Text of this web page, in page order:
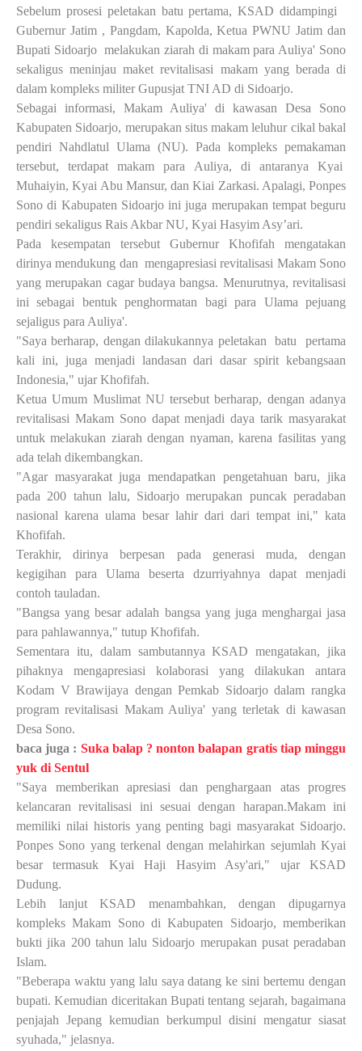
Sebelum prosesi peletakan batu pertama, KSAD didampingi
Gubernur Jatim , Pangdam, Kapolda, Ketua PWNU Jatim dan
Bupati Sidoarjo melakukan ziarah di makam para Auliya' Sono
sekaligus meninjau maket revitalisasi makam yang berada di
dalam kompleks militer Gupusjat TNI AD di Sidoarjo.
Sebagai informasi, Makam Auliya' di kawasan Desa Sono
Kabupaten Sidoarjo, merupakan situs makam leluhur cikal bakal
pendiri Nahdlatul Ulama (NU). Pada kompleks pemakaman
tersebut, terdapat makam para Auliya, di antaranya Kyai
Muhaiyin, Kyai Abu Mansur, dan Kiai Zarkasi. Apalagi, Ponpes
Sono di Kabupaten Sidoarjo ini juga merupakan tempat beguru
pendiri sekaligus Rais Akbar NU, Kyai Hasyim Asy’ari.
Pada kesempatan tersebut Gubernur Khofifah mengatakan
dirinya mendukung dan mengapresiasi revitalisasi Makam Sono
yang merupakan cagar budaya bangsa. Menurutnya, revitalisasi
ini sebagai bentuk penghormatan bagi para Ulama pejuang
sejaligus para Auliya'.
"Saya berharap, dengan dilakukannya peletakan
batu
pertama
kali ini, juga menjadi landasan dari dasar spirit kebangsaan
Indonesia," ujar Khofifah.
Ketua Umum Muslimat NU tersebut berharap, dengan adanya
revitalisasi Makam Sono dapat menjadi daya tarik masyarakat
untuk melakukan ziarah dengan nyaman, karena fasilitas yang
ada telah dikembangkan.
"Agar masyarakat juga mendapatkan pengetahuan baru, jika
pada 200 tahun lalu, Sidoarjo merupakan puncak peradaban
nasional karena ulama besar lahir dari dari tempat ini," kata
Khofifah.
Terakhir, dirinya berpesan pada generasi muda, dengan
kegigihan para Ulama beserta dzurriyahnya dapat menjadi
contoh tauladan.
"Bangsa yang besar adalah bangsa yang juga menghargai jasa
para pahlawannya," tutup Khofifah.
Sementara itu, dalam sambutannya KSAD mengatakan, jika
pihaknya mengapresiasi kolaborasi yang dilakukan antara
Kodam V Brawijaya dengan Pemkab Sidoarjo dalam rangka
program revitalisasi Makam Auliya' yang terletak di kawasan
Desa Sono.
baca juga : Suka balap ? nonton balapan gratis tiap minggu
yuk di Sentul
"Saya memberikan apresiasi dan penghargaan atas progres
kelancaran revitalisasi ini sesuai dengan harapan.Makam ini
memiliki nilai historis yang penting bagi masyarakat Sidoarjo.
Ponpes Sono yang terkenal dengan melahirkan sejumlah Kyai
besar termasuk Kyai Haji Hasyim Asy'ari," ujar KSAD
Dudung.
Lebih lanjut KSAD menambahkan, dengan dipugarnya
kompleks Makam Sono di Kabupaten Sidoarjo, memberikan
bukti jika 200 tahun lalu Sidoarjo merupakan pusat peradaban
Islam.
"Beberapa waktu yang lalu saya datang ke sini bertemu dengan
bupati. Kemudian diceritakan Bupati tentang sejarah, bagaimana
penjajah Jepang kemudian berkumpul disini mengatur siasat
syuhada," jelasnya.